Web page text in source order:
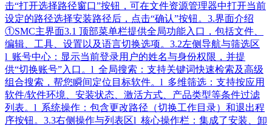
击“打开选择路径窗口”按钮，可在文件资源管理器中打开当前
设定的路径选择安装路径后，点击“确认”按钮。3.界面介绍
①SMC主界面3.1 顶部菜单栏提供全局功能入口，包括文件、
编辑、工具、设置以及语言切换选项。3.2左侧导航与筛选区
l 账号中心：显示当前登录用户的姓名与身份权限，并提
供“切换账号”入口。l 全局搜索：支持关键词快速检索及高级
组合搜索，帮您瞬间定位目标软件。l 多维筛选：支持按应用
软件/软件环境、安装状态、激活方式、产品类型等条件过滤
列表。l 系统操作：包含更改路径（切换工作目录）和退出程
序按钮。3.3右侧操作与列表区l 核心操作栏：集成了安装、卸